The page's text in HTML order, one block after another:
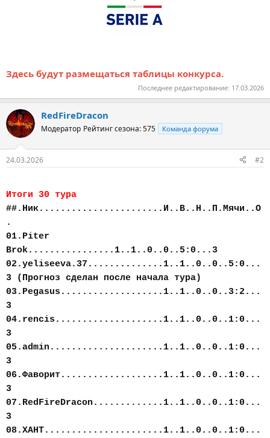
Здесь будут размещаться таблицы конкурса.
Последнее редактирование: 17.03.2026
RedFireDracon
Модератор Рейтинг сезона: 575 Команда форума
24.03.2026 #2
Итоги 30 тура
##.Ник.......................И..В..Н..П.Мячи..О
.
01.Piter
Brok................1..1..0..0..5:0...3
02.yeliseeva.37..............1..1..0..0..5:0...
3 (Прогноз сделан после начала тура)
03.Pegasus...................1..1..0..0..3:2...
3
04.rencis....................1..1..0..0..1:0...
3
05.admin.....................1..1..0..0..1:0...
3
06.Фаворит...................1..1..0..0..1:0...
3
07.RedFireDracon.............1..1..0..0..1:0...
3
08.ХАНТ......................1..1..0..0..1:0...